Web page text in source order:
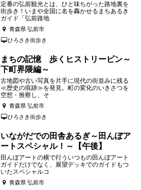
定番の弘前観光とは、ひと味ちがった路地裏を
街歩き！いまや全国に名を轟かせるまちあるき
ガイド「弘前路地
青森県 弘前市
ひろさき街歩き
まちの記憶 歩くヒストリーピン～
下町界隈編～
古地図や古い写真を片手に現代の街並みに残る
≪歴史の痕跡≫を発見。町の変化のいきさつを
空想・推察し、そ
青森県 弘前市
ひろさき街歩き
いながだでの田舎あるぎ～田んぼア
ートスペシャル！～【午後】
田んぼアートの横で行ういつもの田んぼアート
ガイドだけでなく、展望デッキでのガイドもつ
いたスペシャルコ
青森県 弘前市